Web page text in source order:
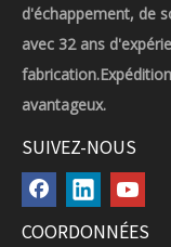
d'échappement, de
avec 32 ans
avantageux.
SUIVEZ-NOUS
COORDONNÉES